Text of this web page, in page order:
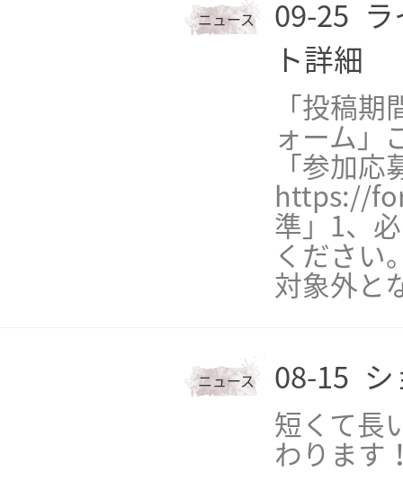
ニュース 09-25
ト詳細
「投稿
ォーム」
「参加応
https://
準」1、
ください
対象外と
ニュース 08-15
短くて長
わります